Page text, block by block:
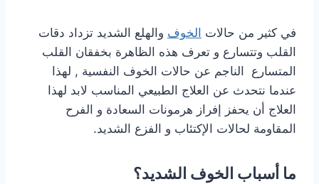
في كثير من حالات الخوف والهلع الشديد تزداد دقات
القلب وتتسارع و تعرف هذه الظاهرة بخفقان القلب
المتسارع الناجم عن حالات الخوف النفسية , لهذا
عندما نتحدث عن العلاج الطبيعي المناسب لابد لهذا
العلاج أن يحفز إفراز هرمونات السعادة و الفرح
المقاومة لحالات الإكتئاب و الفزع الشديد.
ما أسباب الخوف الشديد؟